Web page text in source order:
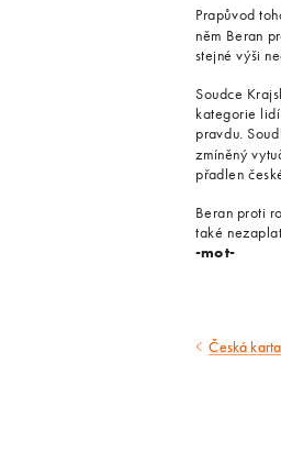
Prapůvod
něm Beran
stejné výši
Soudce
kategorie lidí
pravdu.
zmíněný
přadlen
Beran proti
také
-mot-
Česká